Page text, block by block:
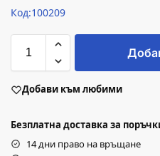
Код:100209
Добави към любими
Безплатна доставка за
14 дни право на връщане